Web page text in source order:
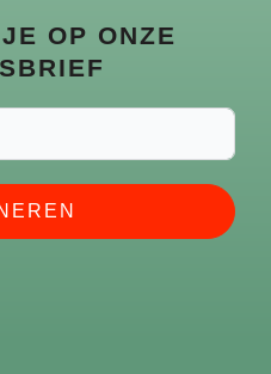
OP ONZE